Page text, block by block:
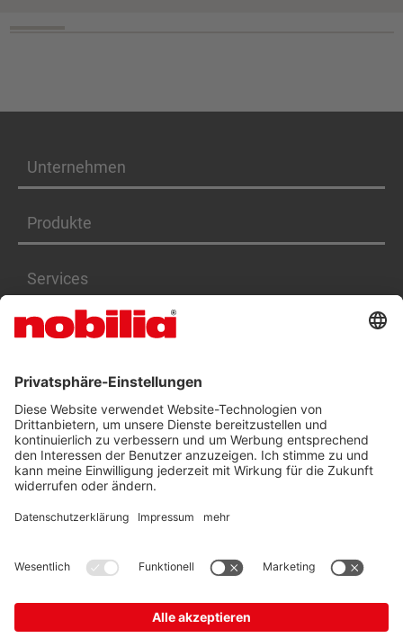
Unternehmen
Produkte
Services
Karriere
BARRIEREFREIHEITSERKLÄRUNG
AGB
DATENSCHUTZ
IMPRESSUM